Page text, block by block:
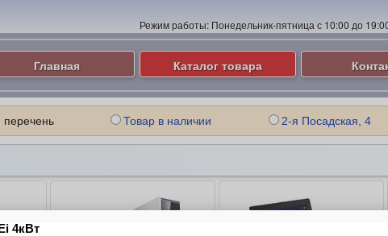
Режим работы: Понедельник-пятница с 10:00 до
Главная Каталог товара
Товар в наличии 2-я Посадская, 4